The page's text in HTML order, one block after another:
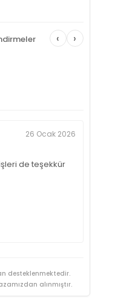
‹ ›
26 Ocak 2026
de teşekkür
desteklenmektedir.
alınmıştır.